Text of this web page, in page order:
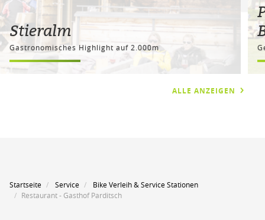
Stieralm
Gastronomisches Highlight auf 2.000m
ALLE ANZEIGEN
Startseite Service
Bike Verleih & Service Stationen
Restaurant - Gasthof Parditsch